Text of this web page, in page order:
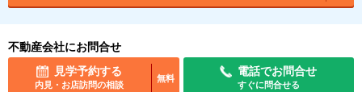
不動産会社にお問合せ
見学予約する
内見・お店訪問の相談
無料
電話でお問合せ
すぐに問合せる